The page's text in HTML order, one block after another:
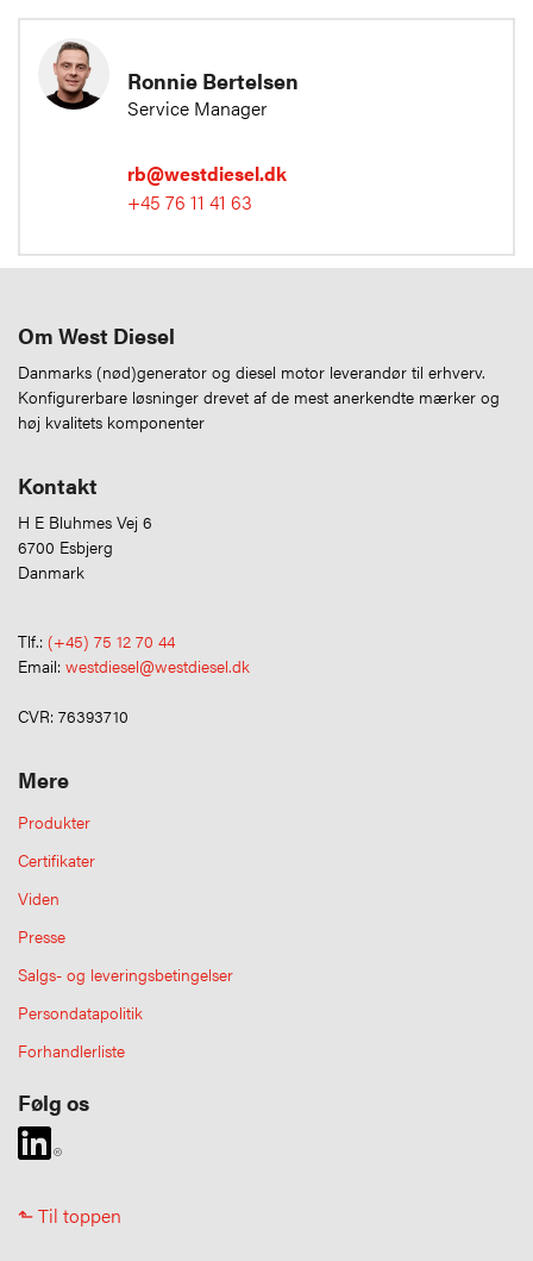
Ronnie Bertelsen
Service Manager
rb@westdiesel.dk
+45 76 11 41 63
Om West Diesel
Danmarks (nød)generator og diesel motor leverandør til erhverv.
Konfigurerbare løsninger drevet af de mest anerkendte mærker og
høj kvalitets komponenter
Kontakt
H E Bluhmes Vej 6
6700 Esbjerg
Danmark
Tlf.: (+45) 75 12 70 44
Email: westdiesel@westdiesel.dk
CVR: 76393710
Mere
Produkter
Certifikater
Viden
Presse
Salgs- og leveringsbetingelser
Persondatapolitik
Forhandlerliste
Følg os
⬑ Til toppen